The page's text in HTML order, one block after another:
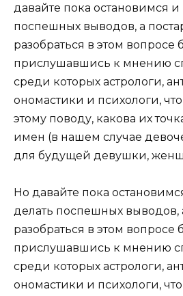
давайте пока остановимся
поспешных выводов, а
разобраться в этом вопросе
прислушавшись к мнению
среди которых астрологи,
ономастики и психологи,
этому поводу, какова их
имен (в нашем случае
для будущей девушки,
Но давайте пока
делать поспешных выводов,
разобраться в этом вопросе
прислушавшись к мнению
среди которых астрологи,
ономастики и психологи,